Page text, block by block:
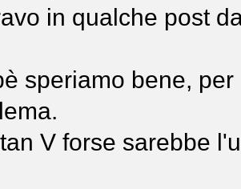
in qualche post
speriamo bene,
V forse sarebbe